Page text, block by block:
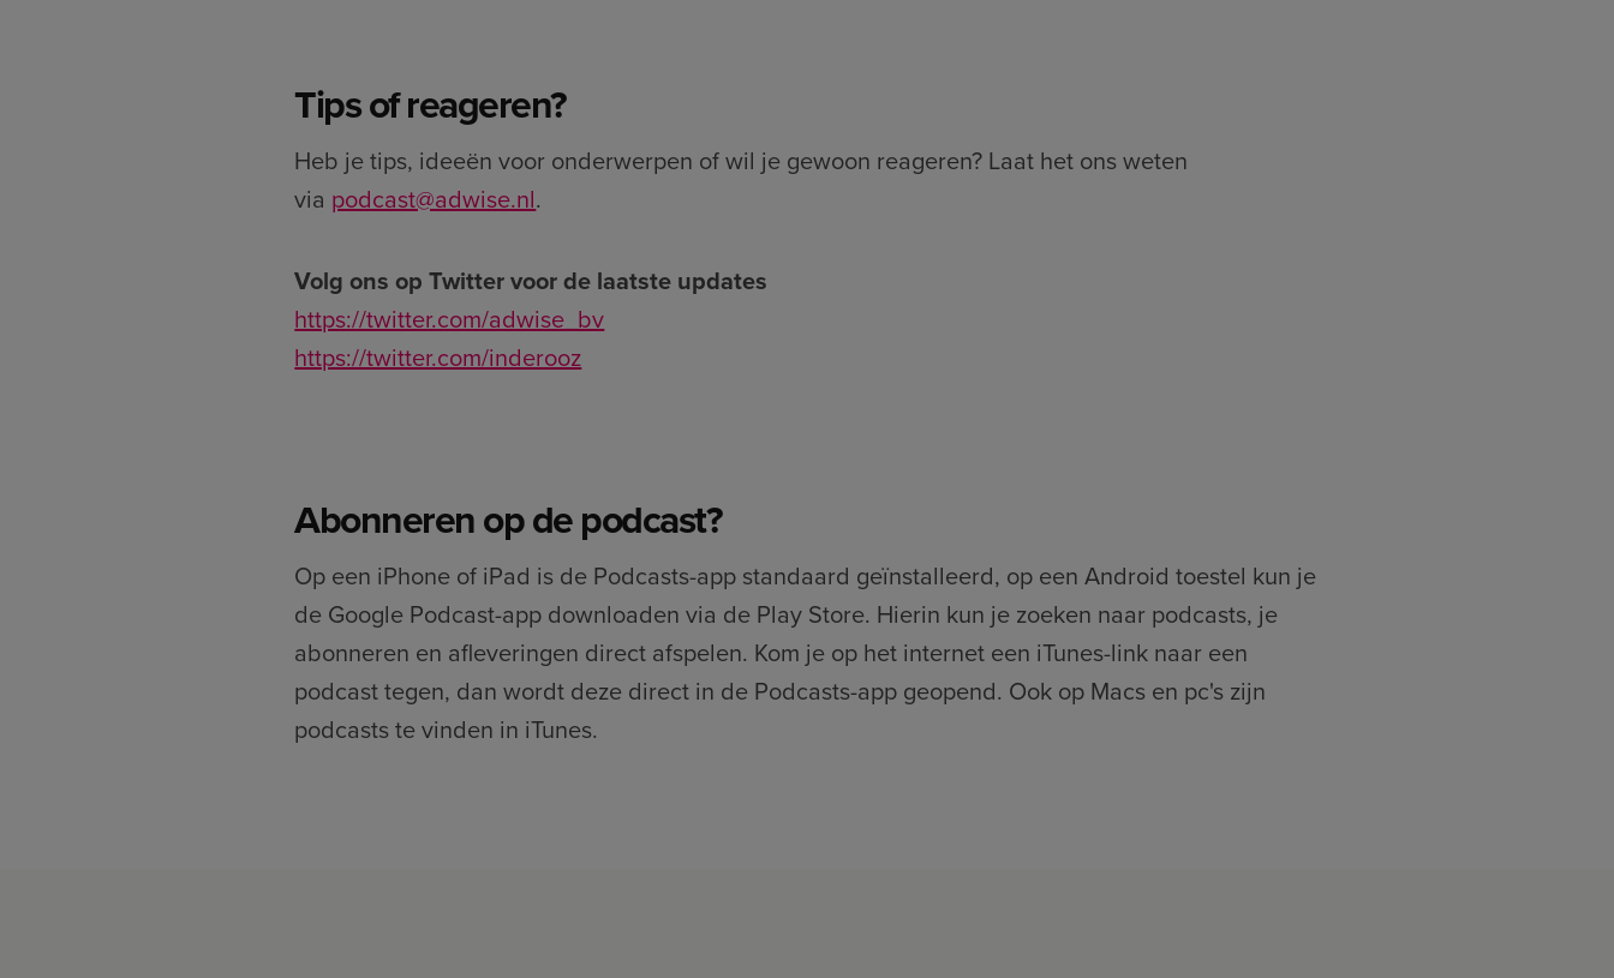
Tips of reageren?
Heb je tips, ideeën voor onderwerpen of wil je gewoon reageren? Laat het ons weten
via podcast@adwise.nl.
Volg ons op Twitter voor de laatste updates
https://twitter.com/adwise_bv
https://twitter.com/inderooz
Abonneren op de podcast?
Op een iPhone of iPad is de Podcasts-app standaard geïnstalleerd, op een Android toestel kun je
de Google Podcast-app downloaden via de Play Store. Hierin kun je zoeken naar podcasts, je
abonneren en afleveringen direct afspelen. Kom je op het internet een iTunes-link naar een
podcast tegen, dan wordt deze direct in de Podcasts-app geopend. Ook op Macs en pc's zijn
podcasts te vinden in iTunes.